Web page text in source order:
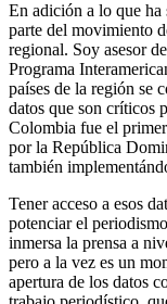
En adición a lo que
parte del movimiento
regional. Soy asesor
Programa
países de la región se
datos que son críticos
Colombia fue el
por la República
también
Tener acceso a esos
potenciar el
inmersa la prensa a
pero a la vez es un
apertura de los datos